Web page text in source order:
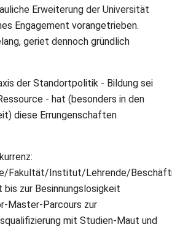
Erweiterung der Universität
Engagement vorangetrieben.
geriet dennoch gründlich
der Standortpolitik - Bildung sei
- hat (besonders in den
diese Errungenschaften
Fakultät/Institut/Lehrende/
zur Besinnungslosigkeit
Master-Parcours zur
mit Studien-Maut und